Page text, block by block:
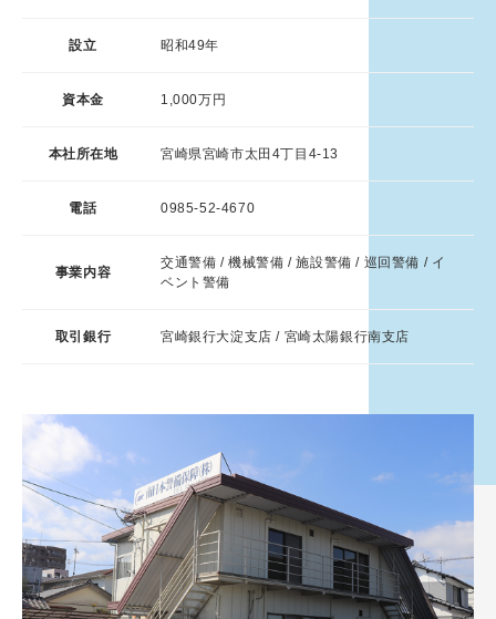
設立 昭和49年
資本金 1,000万円
本社所在地 宮崎県宮崎市太田4丁目4-13
電話 0985-52-4670
事業内容
交通警備 / 機械警備 / 施設警備 / 巡回警備 / イ
ベント警備
取引銀行 宮崎銀行大淀支店 / 宮崎太陽銀行南支店